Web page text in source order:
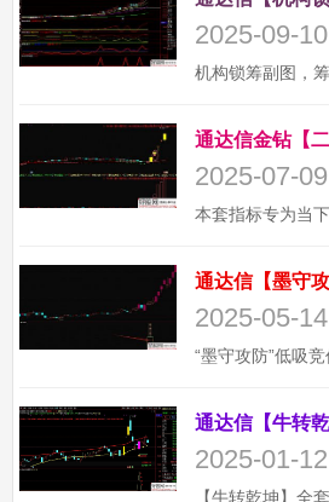
2025-09-10
2025-07-09
2025-05-14
2025-01-12